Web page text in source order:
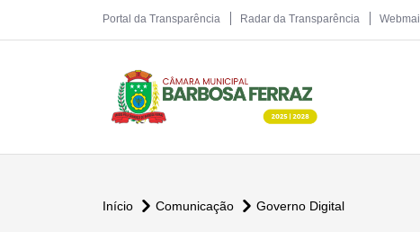
Portal da Transparência Radar da Transparência Webmail
Início Comunicação Governo Digital